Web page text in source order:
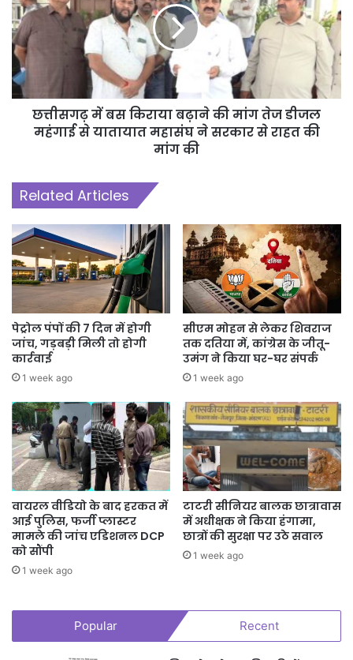
छत्तीसगढ़ में बस किराया बढ़ाने की मांग तेज डीजल
महंगाई से यातायात महासंघ ने सरकार से राहत की
मांग की
Related Articles
पेट्रोल पंपों की 7 दिन में होगी
जांच, गड़बड़ी मिली तो होगी
कार्रवाई
1 week ago
सीएम मोहन से लेकर शिवराज
तक दतिया में, कांग्रेस के जीतू-
उमंग ने किया घर-घर संपर्क
1 week ago
वायरल वीडियो के बाद हरकत में
आई पुलिस, फर्जी प्लास्टर
मामले की जांच एडिशनल DCP
को सौंपी
1 week ago
टाटरी सीनियर बालक छात्रावास
में अधीक्षक ने किया हंगामा,
छात्रों की सुरक्षा पर उठे सवाल
1 week ago
Popular Recent